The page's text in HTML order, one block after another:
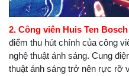
2. Công viên Huis Ten
điểm thu hút chính của công
nghệ thuật ánh sáng. Cung
thuật ánh sáng trở nên rực rỡ